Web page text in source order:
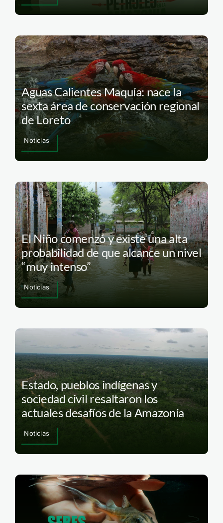
Aguas Calientes Maquía: nace la
sexta área de conservación regional
de Loreto
Noticias
El Niño comenzó y existe una alta
probabilidad de que alcance un nivel
“muy intenso”
Noticias
Estado, pueblos indígenas y
sociedad civil resaltaron los
actuales desafíos de la Amazonía
Noticias